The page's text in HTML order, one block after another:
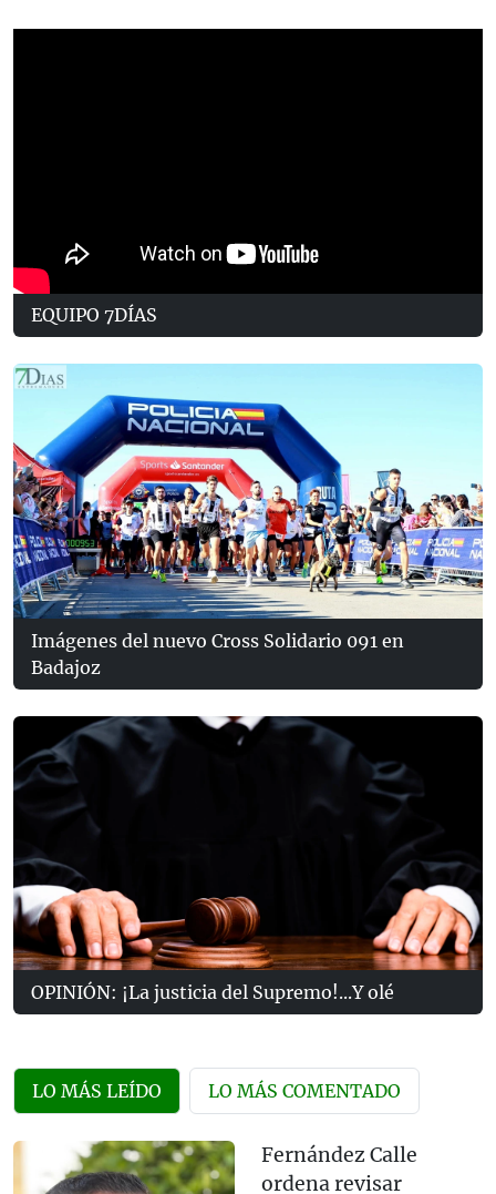
EQUIPO 7DÍAS
Imágenes del nuevo Cross Solidario 091 en
Badajoz
OPINIÓN: ¡La justicia del Supremo!...Y olé
LO MÁS LEÍDO LO MÁS COMENTADO
Fernández Calle
ordena revisar